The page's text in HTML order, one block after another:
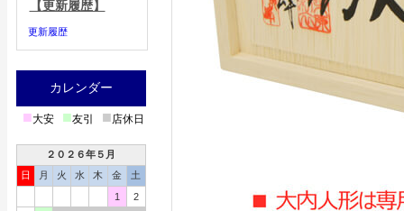
【更新履歴】
更新履歴
カレンダー
■大安 ■友引 ■店休日
２０２６年５月
日
月 火 水 木 金
土
1
2